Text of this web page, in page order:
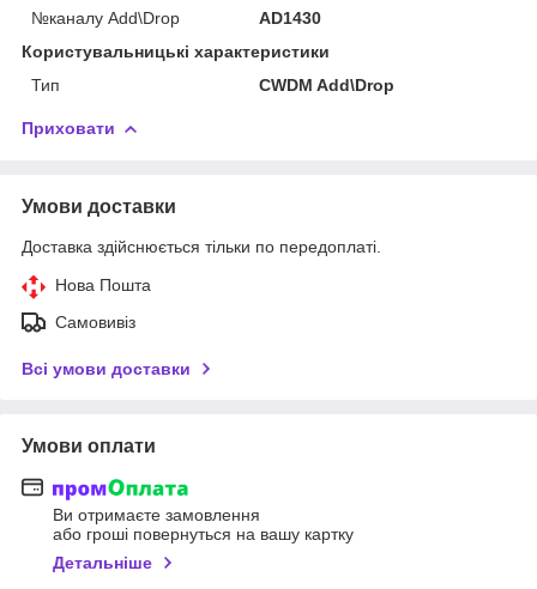
№каналу Add\Drop
AD1430
Користувальницькі характеристики
Тип
CWDM Add\Drop
Приховати
Умови доставки
Доставка здійснюється тільки по передоплаті.
Нова Пошта
Самовивіз
Всі умови доставки
Умови оплати
Ви отримаєте замовлення
або гроші повернуться на вашу картку
Детальніше